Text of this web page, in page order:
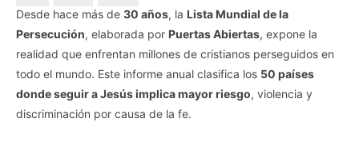
Desde hace más de 30 años, la Lista Mundial de la
Persecución, elaborada por Puertas Abiertas, expone la
realidad que enfrentan millones de cristianos perseguidos en
todo el mundo. Este informe anual clasifica los 50 países
donde seguir a Jesús implica mayor riesgo, violencia y
discriminación por causa de la fe.